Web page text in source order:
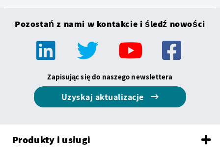
Pozostań z nami w kontakcie i śledź nowości
Zapisując się do naszego newslettera
Uzyskaj aktualizacje
Produkty i usługi